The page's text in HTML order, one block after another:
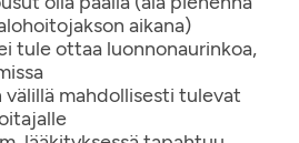
aikana)
tule ottaa luonnonaurinkoa,
mahdollisesti tulevat